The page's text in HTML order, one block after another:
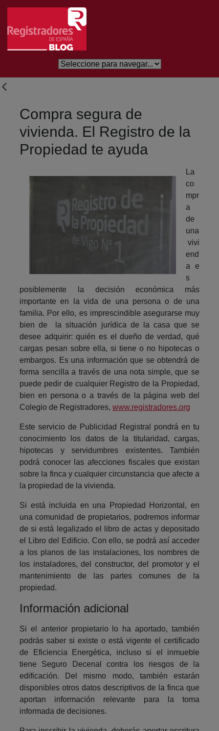
Salta al contingut principal
Compra segura de
vivienda. El Registro de la
Propiedad te ayuda
La
co
mpr
a
de
una
vivi
end
a e
s
posiblemente la decisión económica más
importante en la vida de una persona o de una
familia. Por ello, es imprescindible asegurarse muy
bien de la situación jurídica de la casa que se
desee adquirir: quién es el dueño de verdad, qué
cargas pesan sobre ella, si tiene o no hipotecas o
embargos. Es una información que se obtendrá de
forma sencilla a través de una nota simple, que se
puede pedir de cualquier Registro de la Propiedad,
bien en persona o a través de la página web del
Colegio de Registradores, www.registradores.org
Este servicio de Publicidad Registral pondrá en tu
conocimiento los datos de la titularidad, cargas,
hipotecas y servidumbres existentes. También
podrá conocer las afecciones fiscales que existan
sobre la finca y cualquier circunstancia que afecte a
la propiedad de la vivienda.
Si está incluida en una Propiedad Horizontal, en
una comunidad de propietarios, podremos informar
de si está legalizado el libro de actas y depositado
el Libro del Edificio. Con ello, se podrá así acceder
a los planos de las instalaciones, los nombres de
los instaladores, del constructor, del promotor y el
mantenimiento de las partes comunes de la
propiedad.
Información adicional
Si el anterior propietario lo ha aportado, también
podrás saber si existe o está vigente el certificado
de Eficiencia Energética, incluso si el inmueble
tiene Seguro Decenal contra los riesgos de la
edificación. Del mismo modo, también estarán
disponibles otros datos descriptivos de la finca que
aportan información relevante para la toma
informada de decisiones.